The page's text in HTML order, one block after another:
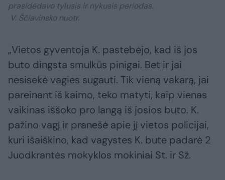
prasidėdavo tylusis ir nykusis periodas.
V. Ščiavinsko nuotr.
„Vietos gyventoja K. pastebėjo, kad iš jos
buto dingsta smulkūs pinigai. Bet ir jai
nesisekė vagies sugauti. Tik vieną vakarą, jai
pareinant iš kaimo, teko matyti, kaip vienas
vaikinas iššoko pro langą iš josios buto. K.
pažino vagį ir pranešė apie jį vietos policijai,
kuri išaiškino, kad vagystes K. bute padarė 2
Juodkrantės mokyklos mokiniai St. ir Sž.